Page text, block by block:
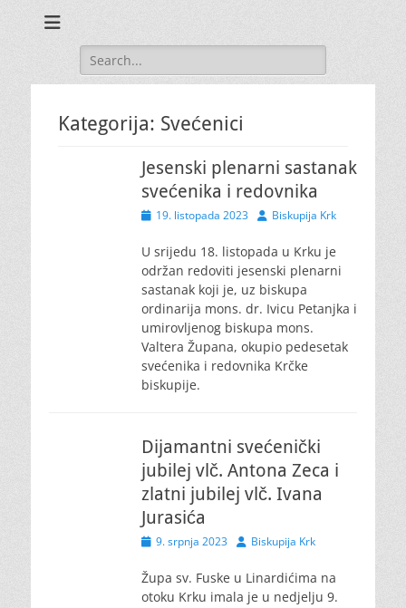
Search
for:
Kategorija: Svećenici
Jesenski plenarni sastanak
svećenika i redovnika
Posted19. listopada 2023 AuthorBiskupija Krk
U srijedu 18. listopada u Krku je
održan redoviti jesenski plenarni
sastanak koji je, uz biskupa
ordinarija mons. dr. Ivicu Petanjka i
umirovljenog biskupa mons.
Valtera Župana, okupio pedesetak
svećenika i redovnika Krčke
biskupije.
Dijamantni svećenički
jubilej vlč. Antona Zeca i
zlatni jubilej vlč. Ivana
Jurasića
Posted
9. srpnja 2023 AuthorBiskupija Krk
Župa sv. Fuske u Linardićima na
otoku Krku imala je u nedjelju 9.